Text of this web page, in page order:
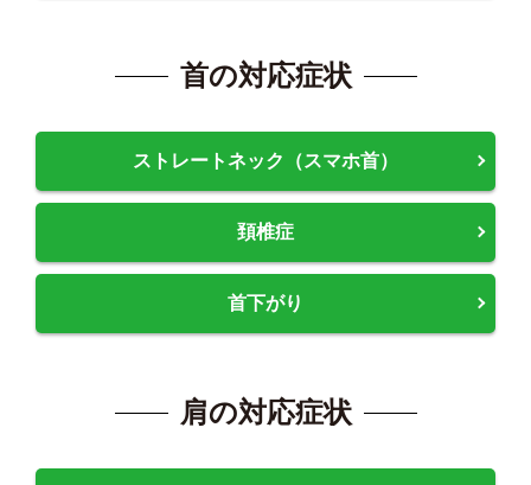
首の対応症状
ストレートネック（スマホ首）
頚椎症
首下がり
肩の対応症状